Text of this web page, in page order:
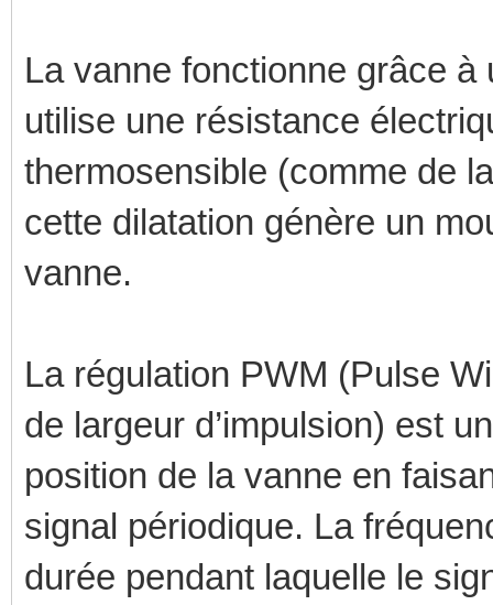
La vanne fonctionne grâce
utilise une résistance
thermosensible (comme de
cette dilatation génère un
vanne.
La régulation PWM (Pulse
de largeur d’impulsion) est
position de la vanne en
signal périodique. La
durée pendant laquelle le